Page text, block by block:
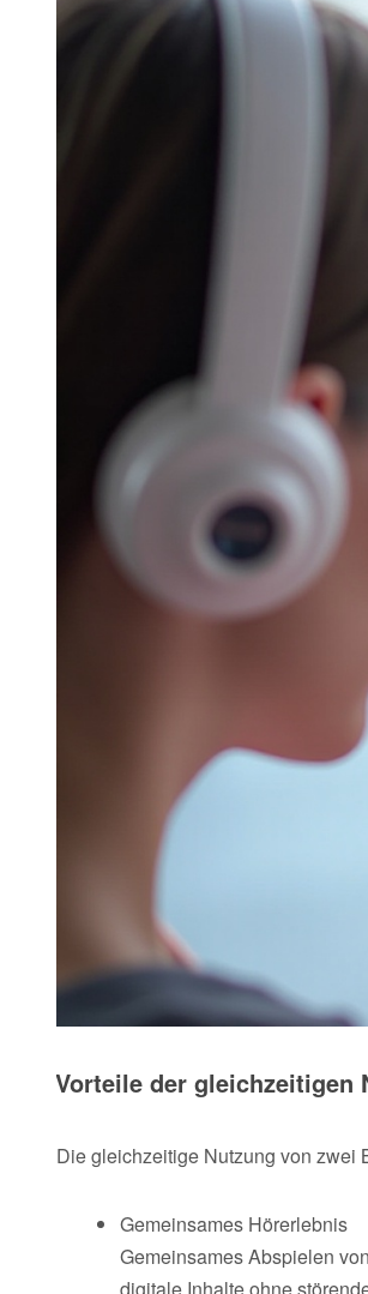
Vorteile der gleichzeitigen
Die gleichzeitige Nutzung von zwei
Gemeinsames Hörerlebnis
Gemeinsames Abspielen